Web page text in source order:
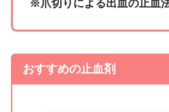
※爪切りによる出血の止血
おすすめの止血剤